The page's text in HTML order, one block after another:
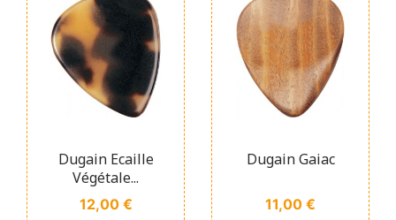
Dugain Ecaille
Végétale...
Prix
12,00 €
Dugain Gaiac
Prix
11,00 €